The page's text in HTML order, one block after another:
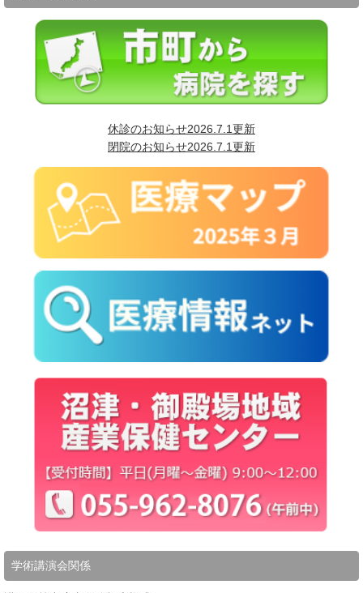
休診のお知らせ2026.7.1更新
閉院のお知らせ2026.7.1更新
学術講演会関係